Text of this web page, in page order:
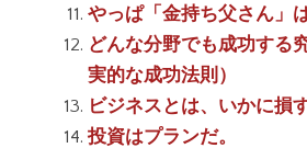
やっぱ「金持ち父さん」
どんな分野でも成功する
実的な成功法則）
ビジネスとは、いかに損
投資はプランだ。